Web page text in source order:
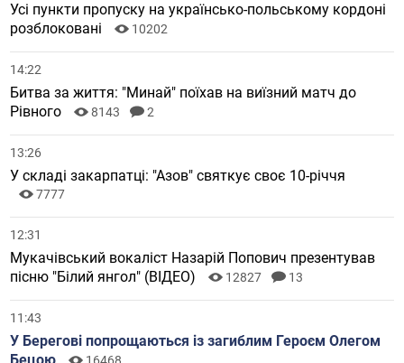
Усі пункти пропуску на українсько-польському кордоні
розблоковані
10202
14:22
Битва за життя: "Минай" поїхав на виїзний матч до
Рівного
8143 2
13:26
У складі закарпатці: "Азов" святкує своє 10-річчя
7777
12:31
Мукачівський вокаліст Назарій Попович презентував
пісню "Білий янгол" (ВІДЕО)
12827 13
11:43
У Берегові попрощаються із загиблим Героєм Олегом